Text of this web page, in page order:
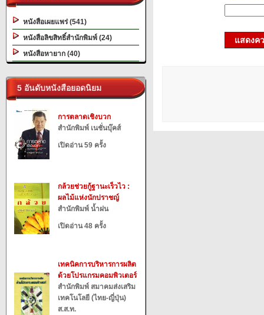
หนังสือเผยแพร่ (541)
หนังสือลิขสิทธิ์สำนักพิมพ์ (24)
หนังสือหายาก (40)
5 อันดับหนังสือยอดนิยม
การตลาดเชิงบวก
สำนักพิมพ์ เนชั่นบุ๊คส์
เปิดอ่าน 59 ครั้ง
กล้วยช่วยกู้ฐานะเร็วไว :
ผลไม้แห่งนักปราชญ์
สำนักพิมพ์ น้ำฝน
เปิดอ่าน 48 ครั้ง
เทคนิคการบริหารการผลิต
ด้วยโปรแกรมคอมพิวเตอร์
สำนักพิมพ์ สมาคมส่งเสริม
เทคโนโลยี (ไทย-ญี่ปุ่น)
ส.ส.ท.
แสดงค